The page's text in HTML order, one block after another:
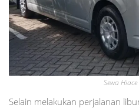
Sewa
Selain melakukan perjalanan